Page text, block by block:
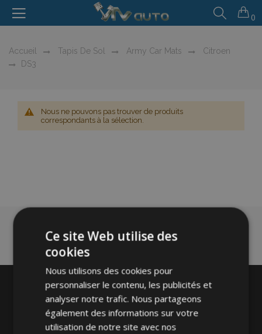
0
Accueil Tapis De Sol Army Car Mats
Citroen
DS3
Nous ne pouvons pas trouver de produits
correspondants à la sélection.
Ce site Web utilise des
cookies
Nous utilisons des cookies pour
personnaliser le contenu, les publicités et
analyser notre trafic. Nous partageons
également des informations sur votre
utilisation de notre site avec nos